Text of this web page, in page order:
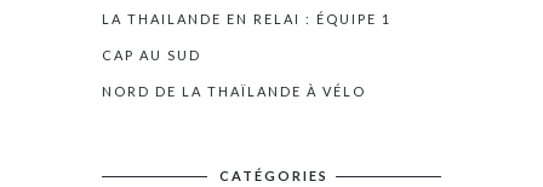
LA THAILANDE EN RELAI : ÉQUIPE 1
CAP AU SUD
NORD DE LA THAÏLANDE À VÉLO
CATÉGORIES